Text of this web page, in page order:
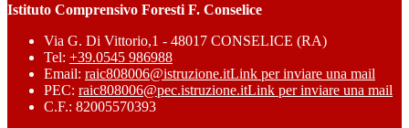
Istituto Comprensivo Foresti F. Conselice
Via G. Di Vittorio,1 - 48017 CONSELICE (RA)
Tel: +39.0545 986988
Email: raic808006@istruzione.itLink per inviare una mail
PEC: raic808006@pec.istruzione.itLink per inviare una mail
C.F.: 82005570393